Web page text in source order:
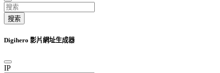
搜索
Digihero 影片網址生成器
IP